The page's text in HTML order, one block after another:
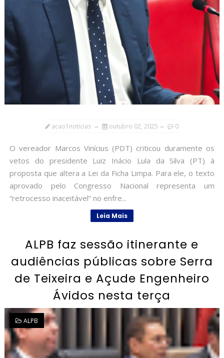
acao1noticias outubro 02, 2025 0
O vereador Marcos Vinícius (PDT) criticou duramente os
vetos do presidente Luiz Inácio Lula da Silva (PT) à
proposta que altera a Lei da Ficha Limpa. Para ele, o texto
aprovado pelo Congresso Nacional representa um
“retrocesso inaceitável” no enfre...
Leia Mais
ALPB faz sessão itinerante e
audiências públicas sobre Serra
de Teixeira e Açude Engenheiro
Ávidos nesta terça
ALPB